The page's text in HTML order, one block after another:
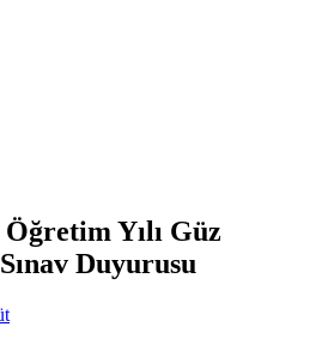
Yılı Güz
Duyurusu